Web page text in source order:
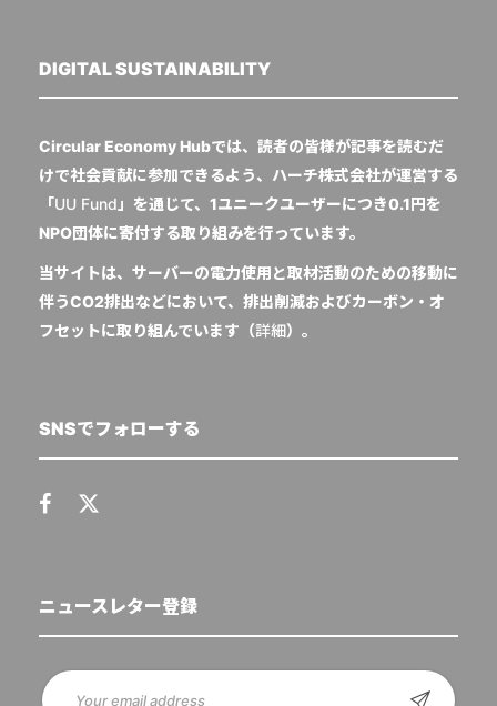
DIGITAL SUSTAINABILITY
Circular Economy Hubでは、読者の皆様が記事を読むだ
けで社会貢献に参加できるよう、ハーチ株式会社が運営する
「UU Fund 」を通じて、1ユニークユーザーにつき0.1円を
NPO団体に寄付する取り組みを行っています。
当サイトは、サーバーの電力使用と取材活動のための移動に
伴うCO2排出などにおいて、排出削減およびカーボン・オ
フセットに取り組んでいます（詳細）。
SNSでフォローする
ニュースレター登録